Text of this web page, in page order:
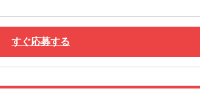
すぐ応募する